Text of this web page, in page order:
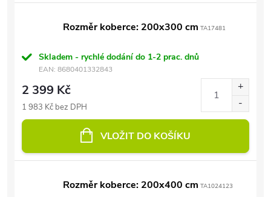
Rozměr koberce: 200x300 cm TA17481
Skladem - rychlé dodání do 1-2 prac. dnů
EAN: 8680401332843
2 399 Kč
1 983 Kč bez DPH
VLOŽIT DO KOŠÍKU
Rozměr koberce: 200x400 cm TA1024123